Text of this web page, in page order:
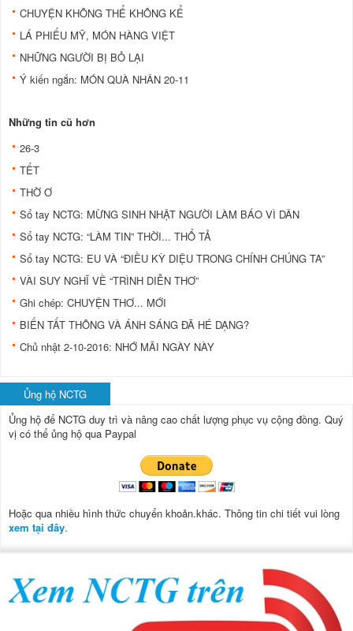
CHUYỆN KHÔNG THỂ KHÔNG KỂ
LÁ PHIẾU MỸ, MÓN HÀNG VIỆT
NHỮNG NGƯỜI BỊ BỎ LẠI
Ý kiến ngắn: MÓN QUÀ NHÂN 20-11
Những tin cũ hơn
26-3
TẾT
THỜ Ơ
Sổ tay NCTG: MỪNG SINH NHẬT NGƯỜI LÀM BÁO VÌ DÂN
Sổ tay NCTG: “LÀM TIN” THỜI... THỔ TẢ
Sổ tay NCTG: EU VÀ “ĐIỀU KỲ DIỆU TRONG CHÍNH CHÚNG TA”
VÀI SUY NGHĨ VỀ “TRÌNH DIỄN THƠ”
Ghi chép: CHUYỆN THƠ... MỚI
BIẾN TẤT THÔNG VÀ ÁNH SÁNG ĐÃ HÉ DẠNG?
Chủ nhật 2-10-2016: NHỚ MÃI NGÀY NÀY
Ủng hộ NCTG
Ủng hộ để NCTG duy trì và nâng cao chất lượng phục vụ cộng đồng. Quý
vị có thể ủng hộ qua Paypal
Hoặc qua nhiều hình thức chuyển khoản.khác. Thông tin chi tiết vui lòng
xem tại đây.